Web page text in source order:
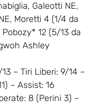
Galeotti NE,
Moretti 4 (1/4 da
12 (5/13 da
Ashley
– Tiri Liberi: 9/14 –
– Assist: 16
8 (Perini 3) –